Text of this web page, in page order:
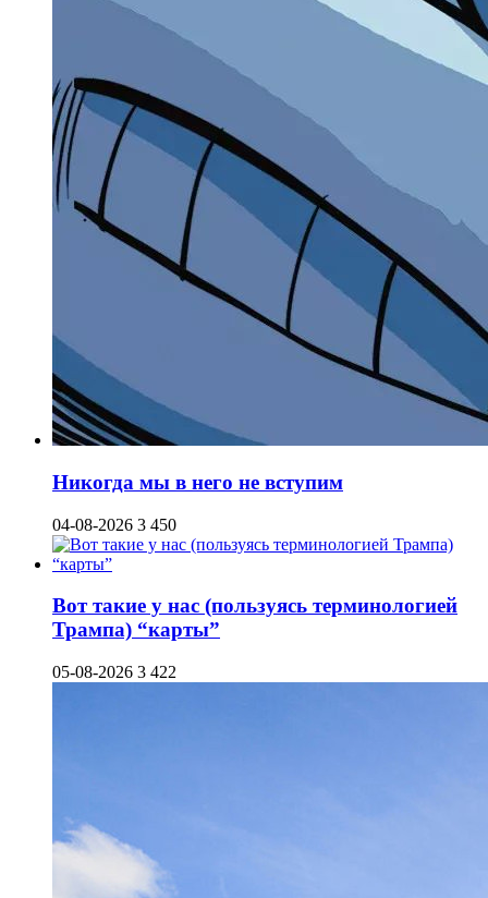
Никогда мы в него не вступим
04-08-2026 3 450
Вот такие у нас (пользуясь терминологией
Трампа) “карты”
05-08-2026 3 422